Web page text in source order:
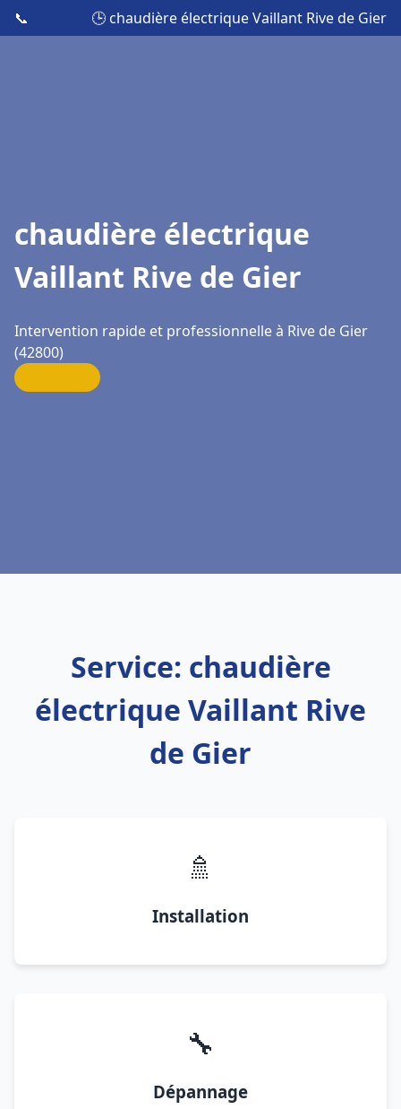
📞 🕒 chaudière électrique Vaillant Rive de Gier
chaudière électrique
Vaillant Rive de Gier
Intervention rapide et professionnelle à Rive de Gier
(42800)
Service: chaudière
électrique Vaillant Rive
de Gier
🚿
Installation
🔧
Dépannage